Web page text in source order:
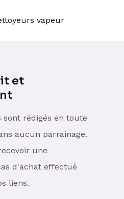
vapeur
et
sont rédigés en toute
aucun parrainage.
une
d'achat effectué
liens.